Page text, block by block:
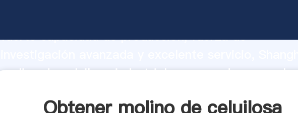
fuerte capacidad de producción, fuerza de
molino de celuilosa industriales proveedor crea el
Obtener molino de celuilosa